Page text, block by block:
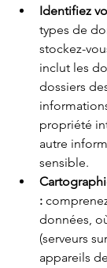
Identifiez
types de
stockez-
inclut les
dossiers
propriété
autre
sensible.
:
données,
(serveurs
appareils